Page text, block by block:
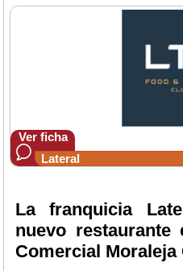
Ver ficha
Lateral
La franquicia
nuevo restaurante
Comercial Moraleja